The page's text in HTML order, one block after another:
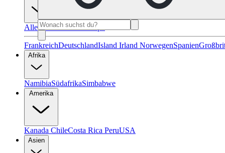
Alle Reiseziele in Europa
FrankreichDeutschlandIsland Irland NorwegenSpanien
Afrika
NamibiaSüdafrikaSimbabwe
Amerika
Kanada ChileCosta Rica PeruUSA
Asien